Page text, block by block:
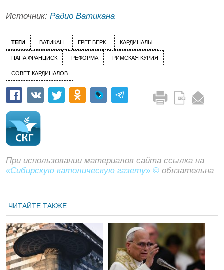
Источник: Радио Ватикана
ТЕГИ ВАТИКАН ГРЕГ БЕРК КАРДИНАЛЫ
ПАПА ФРАНЦИСК РЕФОРМА РИМСКАЯ КУРИЯ
СОВЕТ КАРДИНАЛОВ
При использовании материалов сайта ссылка на
«Сибирскую католическую газету» © обязательна
ЧИТАЙТЕ ТАКЖЕ